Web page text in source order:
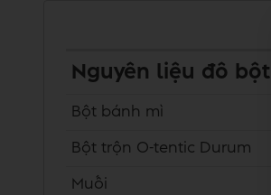
Nguyên liệu đô bột
Bột bánh mì
Bột trộn O-tentic Durum
Muối